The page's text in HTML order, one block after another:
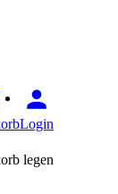
Login
legen